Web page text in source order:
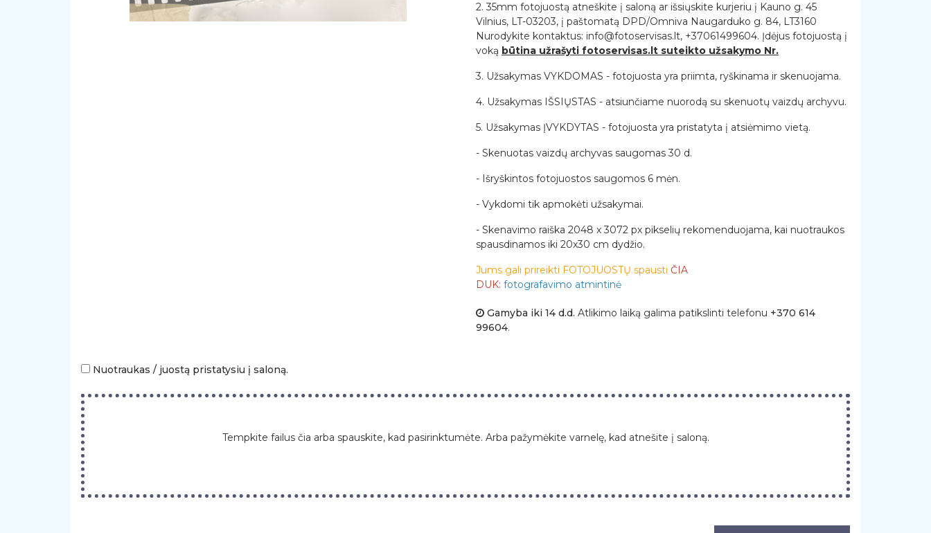
2. 35mm fotojuostą atneškite į saloną ar išsiųskite kurjeriu į Kauno g. 45
Vilnius, LT-03203, į paštomatą DPD/Omniva Naugarduko g. 84, LT3160
Nurodykite kontaktus: info@fotoservisas.lt, +37061499604. Įdėjus fotojuostą į
voką būtina užrašyti fotoservisas.lt suteikto užsakymo Nr.
3. Užsakymas VYKDOMAS - fotojuosta yra priimta, ryškinama ir skenuojama.
4. Užsakymas IŠSIŲSTAS - atsiunčiame nuorodą su skenuotų vaizdų archyvu.
5. Užsakymas ĮVYKDYTAS - fotojuosta yra pristatyta į atsiėmimo vietą.
- Skenuotas vaizdų archyvas saugomas 30 d.
- Išryškintos fotojuostos saugomos 6 mėn.
- Vykdomi tik apmokėti užsakymai.
- Skenavimo raiška 2048 x 3072 px pikselių rekomenduojama, kai nuotraukos
spausdinamos iki 20x30 cm dydžio.
Jums gali prireikti FOTOJUOSTŲ spausti ČIA
DUK: fotografavimo atmintinė
Gamyba iki 14 d.d. Atlikimo laiką galima patikslinti telefonu +370 614
99604.
Nuotraukas / juostą pristatysiu į saloną.
Tempkite failus čia arba spauskite, kad pasirinktumėte. Arba pažymėkite varnelę, kad atnešite į saloną.